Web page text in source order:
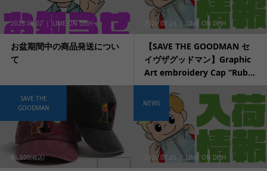
2026.08.02 LIME ON DISH
お盆期間中の商品発送につい
て
2026.07.29 LIME ON DISH
【SAVE THE GOODMAN セ
イヴザグッドマン】Graphic
Art embroidery Cap “Rub...
¥6,600(税込)
SAVE THE
GOODMAN
2026.07.25 LIME ON DISH
NEWS